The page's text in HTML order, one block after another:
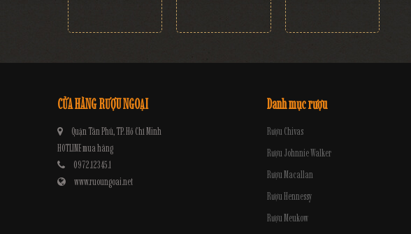
CỬA HÀNG RƯỢU NGOẠI
Quận Tân Phú, TP. Hồ Chí Minh
HOTLINE mua hàng
0972.12345.1
www.ruoungoai.net
Danh mục rượu
Rượu Chivas
Rượu Johnnie Walker
Rượu Macallan
Rượu Hennessy
Rượu Meukow